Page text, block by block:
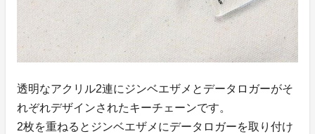
透明なアクリル2連にジンベエザメとデータロガーがそ
れぞれデザインされたキーチェーンです。
2枚を重ねるとジンベエザメにデータロガーを取り付け